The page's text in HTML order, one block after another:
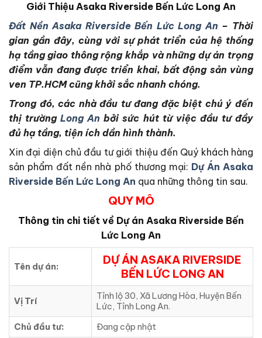
Giới Thiệu Asaka Riverside Bến Lức Long An
Đất Nền Asaka Riverside Bến Lức Long An – Thời
gian gần đây, cùng với sự phát triển của hệ thống
hạ tầng giao thông rộng khắp và những dự án trọng
điểm vẫn đang được triển khai, bất động sản vùng
ven TP.HCM cũng khởi sắc nhanh chóng.
Trong đó, các nhà đầu tư đang đặc biệt chú ý đến
thị trườngLong An bởi sức hút từ việc đầu tư đầy
đủ hạ tầng, tiện ích dần hình thành.
Xin đại diện chủ đầu tư giới thiệu đến Quý khách hàng
sản phẩm đất nền nhà phố thương mại: Dự Án Asaka
Riverside Bến Lức Long An qua những thông tin sau.
QUY MÔ
Thông tin chi tiết về Dự án Asaka Riverside Bến
Lức Long An
Tên dự án:
DỰ ÁN ASAKA RIVERSIDE
BẾN LỨC LONG AN
Vị Trí
Tỉnh lộ 30, Xã Lương Hòa, Huyện Bến
Lức, Tỉnh Long An.
Chủ đầu tư:
Đang cập nhật